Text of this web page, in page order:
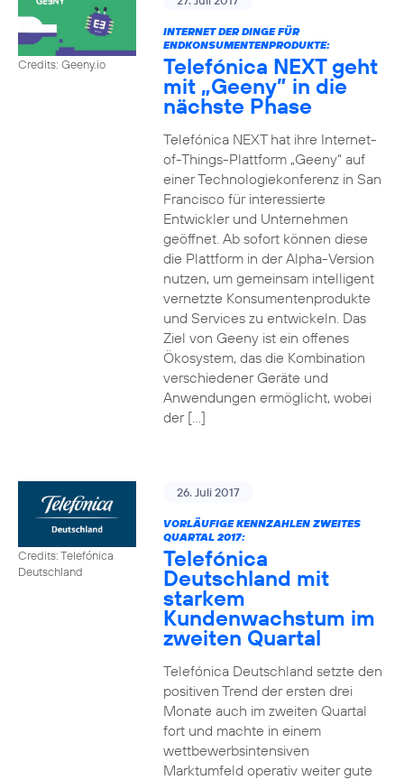
Credits: Geeny.io
INTERNET DER DINGE FÜR
ENDKONSUMENTENPRODUKTE:
Telefónica NEXT geht
mit „Geeny” in die
nächste Phase
Telefónica NEXT hat ihre Internet-
of-Things-Plattform „Geeny“ auf
einer Technologiekonferenz in San
Francisco für interessierte
Entwickler und Unternehmen
geöffnet. Ab sofort können diese
die Plattform in der Alpha-Version
nutzen, um gemeinsam intelligent
vernetzte Konsumentenprodukte
und Services zu entwickeln. Das
Ziel von Geeny ist ein offenes
Ökosystem, das die Kombination
verschiedener Geräte und
Anwendungen ermöglicht, wobei
der […]
Credits: Telefónica
Deutschland
26. Juli 2017
VORLÄUFIGE KENNZAHLEN ZWEITES
QUARTAL 2017:
Telefónica
Deutschland mit
starkem
Kundenwachstum im
zweiten Quartal
Telefónica Deutschland setzte den
positiven Trend der ersten drei
Monate auch im zweiten Quartal
fort und machte in einem
wettbewerbsintensiven
Marktumfeld operativ weiter gute